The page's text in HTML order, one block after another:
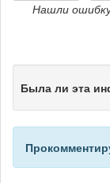
Нашли
Была ли эта